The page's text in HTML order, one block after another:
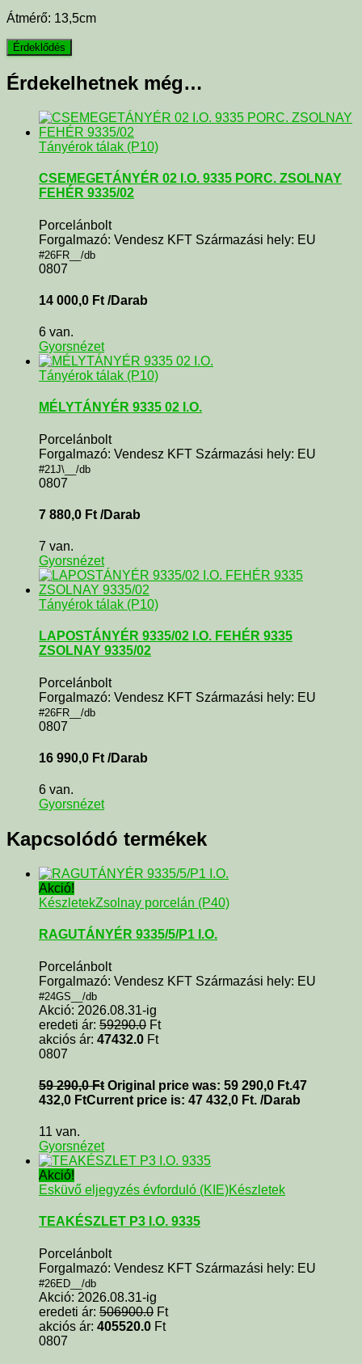
Átmérő: 13,5cm
Érdekelhetnek még…
Tányérok tálak (P10)
CSEMEGETÁNYÉR 02 I.O. 9335 PORC. ZSOLNAY
FEHÉR 9335/02
Porcelánbolt
Forgalmazó: Vendesz KFT Származási hely: EU
#26FR__/db
0807
14 000,0 Ft /Darab
6 van.
Gyorsnézet
Tányérok tálak (P10)
MÉLYTÁNYÉR 9335 02 I.O.
Porcelánbolt
Forgalmazó: Vendesz KFT Származási hely: EU
#21J\__/db
0807
7 880,0 Ft /Darab
7 van.
Gyorsnézet
Tányérok tálak (P10)
LAPOSTÁNYÉR 9335/02 I.O. FEHÉR 9335
ZSOLNAY 9335/02
Porcelánbolt
Forgalmazó: Vendesz KFT Származási hely: EU
#26FR__/db
0807
16 990,0 Ft /Darab
6 van.
Gyorsnézet
Kapcsolódó termékek
Akció!
KészletekZsolnay porcelán (P40)
RAGUTÁNYÉR 9335/5/P1 I.O.
Porcelánbolt
Forgalmazó: Vendesz KFT Származási hely: EU
#24GS__/db
Akció: 2026.08.31-ig
eredeti ár: 59290.0 Ft
akciós ár: 47432.0 Ft
0807
59 290,0Ft Original price was: 59 290,0 Ft.47
432,0 FtCurrent price is: 47 432,0 Ft. /Darab
11 van.
Gyorsnézet
Akció!
Esküvő eljegyzés évforduló (KIE)Készletek
TEAKÉSZLET P3 I.O. 9335
Porcelánbolt
Forgalmazó: Vendesz KFT Származási hely: EU
#26ED__/db
Akció: 2026.08.31-ig
eredeti ár: 506900.0 Ft
akciós ár: 405520.0 Ft
0807